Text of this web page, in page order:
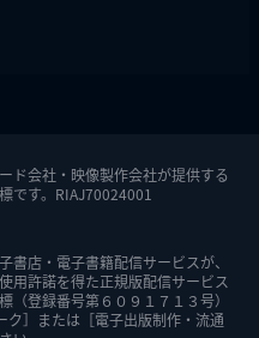
ド会社・映像製作会社が提供する
です。RIAJ70024001
書店・電子書籍配信サービスが、
用許諾を得た正規版配信サービス
（登録番号第６０９１７１３号）
ク］または［電子出版制作・流通